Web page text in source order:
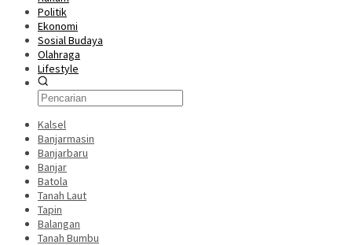
Politik
Ekonomi
Sosial Budaya
Olahraga
Lifestyle
Kalsel
Banjarmasin
Banjarbaru
Banjar
Batola
Tanah Laut
Tapin
Balangan
Tanah Bumbu